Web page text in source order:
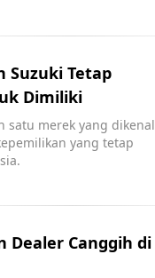
Suzuki Tetap
Dimiliki
satu merek yang dikenal
yang tetap
Dealer Canggih di